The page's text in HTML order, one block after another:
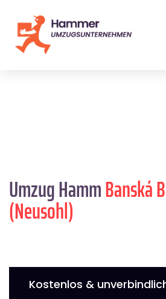
Umzug HammBanská
(Neusohl)
Kostenlos &